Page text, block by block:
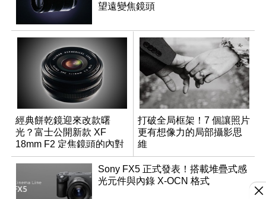
望遠變焦鏡頭
經典餅乾鏡迎來改款曙
光？富士公開新款 XF
18mm F2 定焦鏡頭的內對
焦專利
打破全局框架！7 個讓照片
更有想像力的局部攝影思
維
Sony FX5 正式發表！搭載堆疊式感
光元件與內錄 X-OCN 格式